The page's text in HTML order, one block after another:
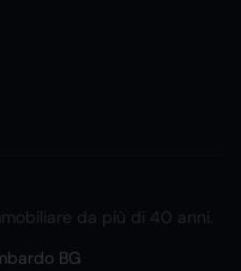
da più di 40 anni.
BG